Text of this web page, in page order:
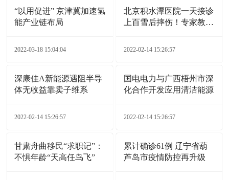
“以用促进” 京津冀加速氢
能产业链布局
2022-03-18 15:04:04
北京积水潭医院一天接诊
上百雪后摔伤！专家教您
2022-02-14 15:26:57
深康佳A新能源遇阻半导
体无收益靠卖子维系
2022-02-14 15:26:57
国电电力与广西梧州市深
化合作开发应用清洁能源
2022-02-14 15:26:57
甘肃舟曲移民“求职记”：
不惧年龄“天高任鸟飞”
累计确诊61例 辽宁省葫
芦岛市疫情防控再升级